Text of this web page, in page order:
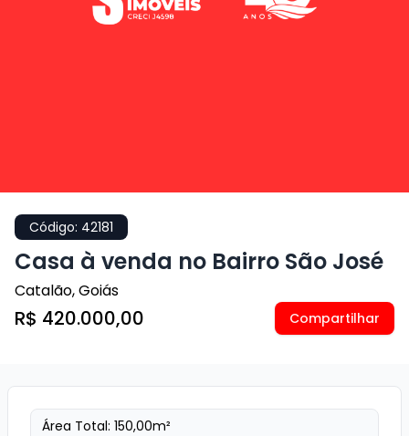
Código: 42181
Casa à venda no Bairro São José
Catalão,Goiás
R$ 420.000,00 Compartilhar
Área Total: 150,00m²